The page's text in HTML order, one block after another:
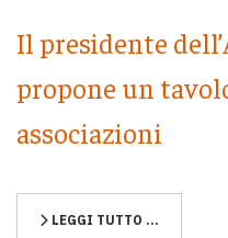
Il presidente
propone un
associazioni
LEGGI TUTTO …